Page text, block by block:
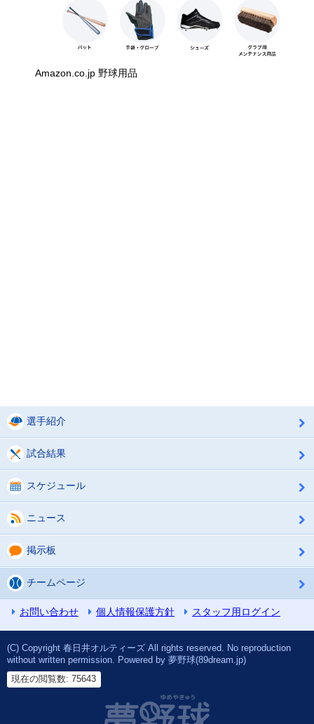
Amazon.co.jp 野球用品
選手紹介
試合結果
スケジュール
ニュース
掲示板
チームページ
お問い合わせ 個人情報保護方針 スタッフ用ログイン
(C) Copyright 春日井オルティーズ All rights reserved. No reproduction
without written permission. Powered by 夢野球(89dream.jp)
現在の閲覧数: 75643